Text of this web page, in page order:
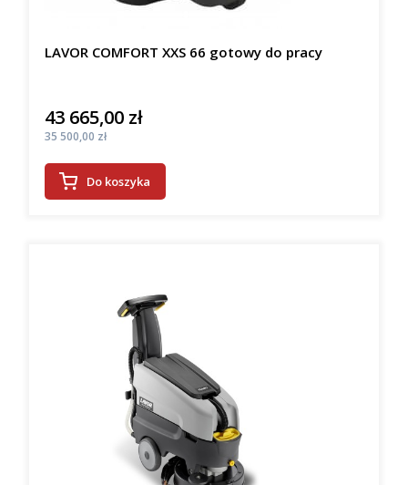
LAVOR COMFORT XXS 66 gotowy do pracy
Cena
43 665,00 zł
Cena
35 500,00 zł
Do koszyka